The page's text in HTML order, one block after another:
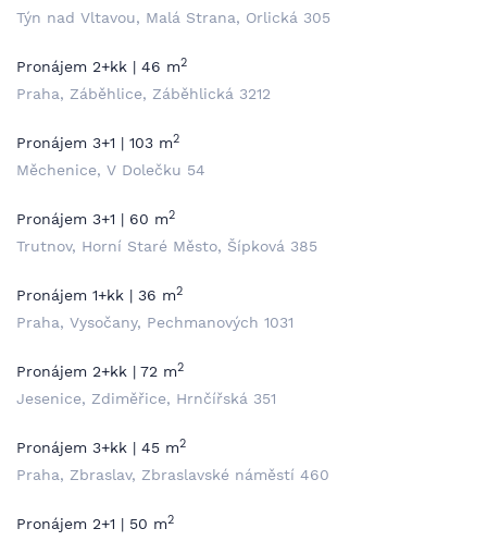
Týn nad Vltavou, Malá Strana, Orlická 305
Pronájem 2+kk | 46 m2
Praha, Záběhlice, Záběhlická 3212
Pronájem 3+1 | 103 m2
Měchenice, V Dolečku 54
Pronájem 3+1 | 60 m2
Trutnov, Horní Staré Město, Šípková 385
Pronájem 1+kk | 36 m2
Praha, Vysočany, Pechmanových 1031
Pronájem 2+kk | 72 m2
Jesenice, Zdiměřice, Hrnčířská 351
Pronájem 3+kk | 45 m2
Praha, Zbraslav, Zbraslavské náměstí 460
Pronájem 2+1 | 50 m2